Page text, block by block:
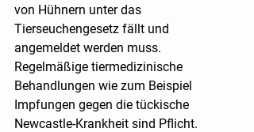
von Hühnern unter das
Tierseuchengesetz fällt und
angemeldet werden muss.
Regelmäßige tiermedizinische
Behandlungen wie zum Beispiel
Impfungen gegen die tückische
Newcastle-Krankheit sind Pflicht.